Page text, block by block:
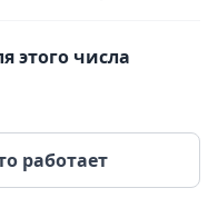
этого числа
работает